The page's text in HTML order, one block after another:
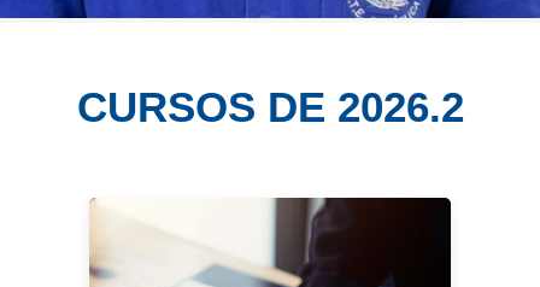
CURSOS DE 2026.2